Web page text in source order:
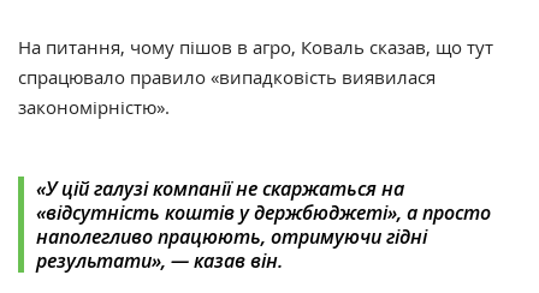
На питання, чому пішов в агро, Коваль сказав, що тут
спрацювало правило «випадковість виявилася
закономірністю».
«У цій галузі компанії не скаржаться на
«відсутність коштів у держбюджеті», а просто
наполегливо працюють, отримуючи гідні
результати», — казав він.